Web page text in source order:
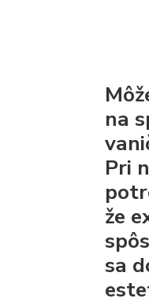
na
Pri
že
sa